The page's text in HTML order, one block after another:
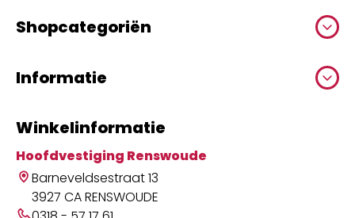
Shopcategoriën
Informatie
Winkelinformatie
Hoofdvestiging Renswoude
Barneveldsestraat 13
3927 CA RENSWOUDE